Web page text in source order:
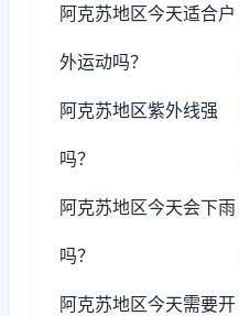
阿克苏地区今天适合户
外运动吗？
阿克苏地区紫外线强
吗？
阿克苏地区今天会下雨
吗？
阿克苏地区今天需要开